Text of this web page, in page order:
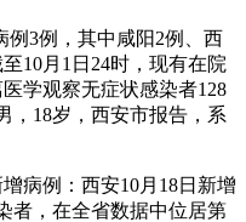
例3例，其中咸阳2例、西
10月1日24时，现有在院
学观察无症状感染者128
，18岁，西安市报告，系
病例：西安10月18日新增
者，在全省数据中位居第